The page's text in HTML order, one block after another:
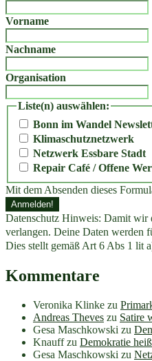
Vorname
Nachname
Organisation
Liste(n) auswählen:
Bonn im Wandel
Klimaschutznetzwerk
Netzwerk Essbare Stadt
Repair Café / Offene
Mit dem Absenden dieses
Datenschutz Hinweis: Damit wir
verlangen. Deine Daten werden
Dies stellt gemäß Art 6 Abs 1 lit
Kommentare
Veronika Klinke zu
Andreas Theves zu Satire
Gesa Maschkowski zu
Knauffzu Demokratie
Gesa Maschkowski zu